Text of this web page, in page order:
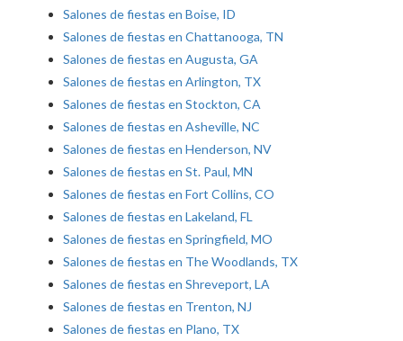
Salones de fiestas en Boise, ID
Salones de fiestas en Chattanooga, TN
Salones de fiestas en Augusta, GA
Salones de fiestas en Arlington, TX
Salones de fiestas en Stockton, CA
Salones de fiestas en Asheville, NC
Salones de fiestas en Henderson, NV
Salones de fiestas en St. Paul, MN
Salones de fiestas en Fort Collins, CO
Salones de fiestas en Lakeland, FL
Salones de fiestas en Springfield, MO
Salones de fiestas en The Woodlands, TX
Salones de fiestas en Shreveport, LA
Salones de fiestas en Trenton, NJ
Salones de fiestas en Plano, TX